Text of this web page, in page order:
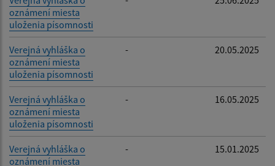
oznámení miesta
uloženia písomnosti
Verejná vyhláška o
oznámení miesta
uloženia písomnosti
- 20.05.2025
Verejná vyhláška o
oznámení miesta
uloženia písomnosti
- 16.05.2025
Verejná vyhláška o
oznámení miesta
- 15.01.2025